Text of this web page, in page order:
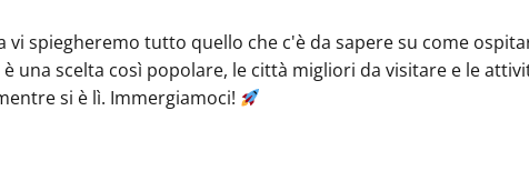
vi spiegheremo tutto quello che c'è da sapere su come
una scelta così popolare, le città migliori da visitare e le
si è lì. Immergiamoci!